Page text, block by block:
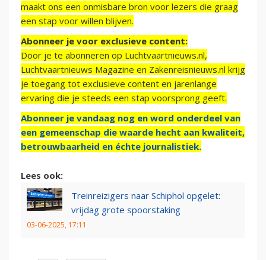
maakt ons een onmisbare bron voor lezers die graag
een stap voor willen blijven.
Abonneer je voor exclusieve content:
Door je te abonneren op Luchtvaartnieuws.nl,
Luchtvaartnieuws Magazine en Zakenreisnieuws.nl krijg
je toegang tot exclusieve content en jarenlange
ervaring die je steeds een stap voorsprong geeft.
Abonneer je vandaag nog en word onderdeel van
een gemeenschap die waarde hecht aan kwaliteit,
betrouwbaarheid en échte journalistiek.
Lees ook:
Treinreizigers naar Schiphol opgelet:
vrijdag grote spoorstaking
03-06-2025, 17:11